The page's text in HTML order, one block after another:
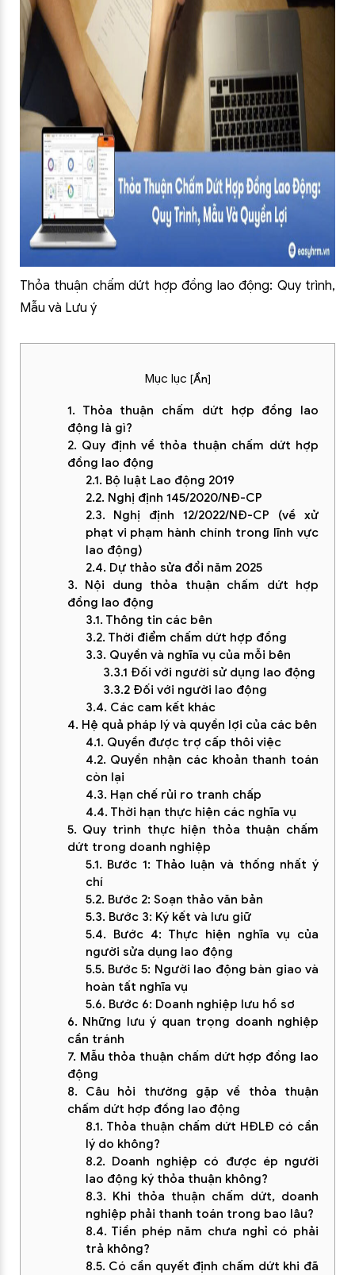
Thỏa thuận chấm dứt hợp đồng lao động: Quy trình,
Mẫu và Lưu ý
Mục lục [Ẩn]
1. Thỏa thuận chấm dứt hợp đồng lao
động là gì?
2. Quy định về thỏa thuận chấm dứt hợp
đồng lao động
2.1. Bộ luật Lao động 2019
2.2. Nghị định 145/2020/NĐ-CP
2.3. Nghị định 12/2022/NĐ-CP (về xử
phạt vi phạm hành chính trong lĩnh vực
lao động)
2.4. Dự thảo sửa đổi năm 2025
3. Nội dung thỏa thuận chấm dứt hợp
đồng lao động
3.1. Thông tin các bên
3.2. Thời điểm chấm dứt hợp đồng
3.3. Quyền và nghĩa vụ của mỗi bên
3.3.1 Đối với người sử dụng lao động
3.3.2 Đối với người lao động
3.4. Các cam kết khác
4. Hệ quả pháp lý và quyền lợi của các bên
4.1. Quyền được trợ cấp thôi việc
4.2. Quyền nhận các khoản thanh toán
còn lại
4.3. Hạn chế rủi ro tranh chấp
4.4. Thời hạn thực hiện các nghĩa vụ
5. Quy trình thực hiện thỏa thuận chấm
dứt trong doanh nghiệp
5.1. Bước 1: Thảo luận và thống nhất ý
chí
5.2. Bước 2: Soạn thảo văn bản
5.3. Bước 3: Ký kết và lưu giữ
5.4. Bước 4: Thực hiện nghĩa vụ của
người sửa dụng lao động
5.5. Bước 5: Người lao động bàn giao và
hoàn tất nghĩa vụ
5.6. Bước 6: Doanh nghiệp lưu hồ sơ
6. Những lưu ý quan trọng doanh nghiệp
cần tránh
7. Mẫu thỏa thuận chấm dứt hợp đồng lao
động
8. Câu hỏi thường gặp về thỏa thuận
chấm dứt hợp đồng lao động
8.1. Thỏa thuận chấm dứt HĐLĐ có cần
lý do không?
8.2. Doanh nghiệp có được ép người
lao động ký thỏa thuận không?
8.3. Khi thỏa thuận chấm dứt, doanh
nghiệp phải thanh toán trong bao lâu?
8.4. Tiền phép năm chưa nghỉ có phải
trả không?
8.5. Có cần quyết định chấm dứt khi đã